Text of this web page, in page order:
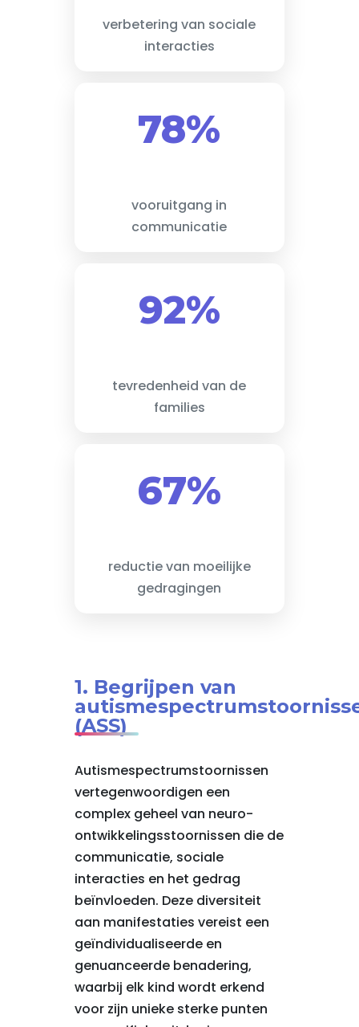
verbetering van sociale
interacties
78%
vooruitgang in
communicatie
92%
tevredenheid van de
families
67%
reductie van moeilijke
gedragingen
1. Begrijpen van
(ASS)
Autismespectrumstoornissen
vertegenwoordigen een
complex geheel van neuro-
ontwikkelingsstoornissen die de
communicatie, sociale
interacties en het gedrag
beïnvloeden. Deze diversiteit
aan manifestaties vereist een
geïndividualiseerde en
genuanceerde benadering,
waarbij elk kind wordt erkend
voor zijn unieke sterke punten